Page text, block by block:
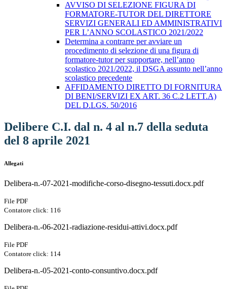
AVVISO DI SELEZIONE FIGURA DI
FORMATORE-TUTOR DEL DIRETTORE
SERVIZI GENERALI ED AMMINISTRATIVI
PER L’ANNO SCOLASTICO 2021/2022
Determina a contrarre per avviare un
procedimento di selezione di una figura di
formatore-tutor per supportare, nell’anno
scolastico 2021/2022, il DSGA assunto nell’anno
scolastico precedente
AFFIDAMENTO DIRETTO DI FORNITURA
DI BENI/SERVIZI EX ART. 36 C.2 LETT.A)
DEL D.LGS. 50/2016
Delibere C.I. dal n. 4 al n.7 della seduta
del 8 aprile 2021
Allegati
Delibera-n.-07-2021-modifiche-corso-disegno-tessuti.docx.pdf
File PDF
Contatore click: 116
Delibera-n.-06-2021-radiazione-residui-attivi.docx.pdf
File PDF
Contatore click: 114
Delibera-n.-05-2021-conto-consuntivo.docx.pdf